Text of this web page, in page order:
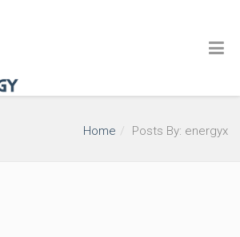
Home Posts By: energyx